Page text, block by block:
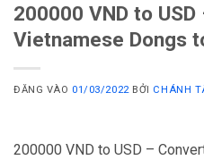
200000 VND to
Vietnamese Dongs
ĐĂNG VÀO 01/03/2022 BỞI CHÁNH
200000 VND to USD –